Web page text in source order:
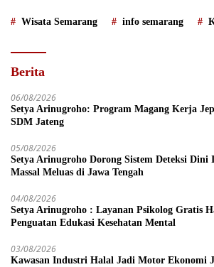
Wisata Semarang info semarang
Berita
06/08/2026
Setya Arinugroho: Program Magang Kerja
SDM Jateng
05/08/2026
Setya Arinugroho Dorong Sistem Deteksi
Massal Meluas di Jawa Tengah
04/08/2026
Setya Arinugroho : Layanan Psikolog Gratis
Penguatan Edukasi Kesehatan Mental
03/08/2026
Kawasan Industri Halal Jadi Motor Ekonomi